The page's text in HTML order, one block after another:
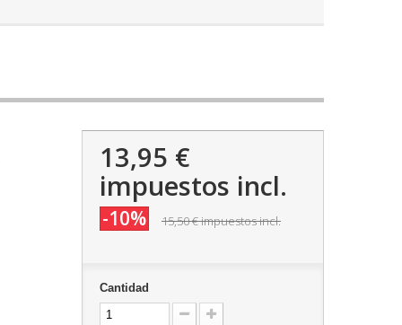
13,95 €
impuestos incl.
-10% 15,50 €impuestos incl.
Cantidad